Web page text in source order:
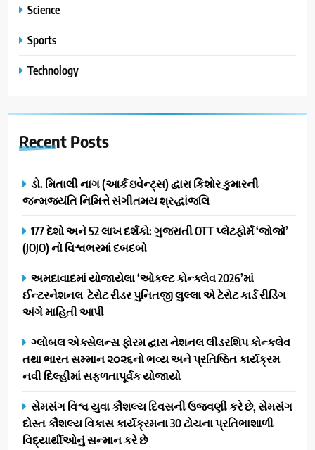
Science
Sports
Technology
Recent Posts
ડો. મિતાલી નાગ (આર્ક ઇવેન્ટ્સ) દ્વારા કિશોર કુમારની
જન્મજયંતિ નિમિત્તે સંગીતમય શ્રદ્ધાંજલિ
177 દેશો અને 52 લાખ દર્શકો: ગુજરાતી OTT પ્લેટફોર્મ ‘જોજો’
(JOJO) નો વિશ્વભરમાં દબદબો
અમદાવાદમાં યોજાયેલા ‘ઓકલ્ટ કોન્ક્લેવ 2026’માં
ઈન્ટરનેશનલ ટેરોટ રીડર પુનિતજી લુલ્લા એ ટેરોટ કાર્ડ રીડિંગ
અંગે માહિતી આપી
ગ્લોબલ એક્સેલન્સ ફોરમ દ્વારા નેશનલ લીડરશિપ કોન્કલેવ
તથા ભારત સમ્માન ૨૦૨૬નો ભવ્ય અને પ્રતિષ્ઠિત કાર્યક્રમ
નવી દિલ્હીમાં સફળતાપૂર્વક યોજાયો
સેમસંગ વિશ્વ યુવા કૌશલ્ય દિવસની ઉજવણી કરે છે, સેમસંગ
દોસ્ત કૌશલ્ય વિકાસ કાર્યક્રમના 30 ટોચના પ્રતિભાશાળી
વિદ્યાર્થીઓનું સન્માન કરે છે